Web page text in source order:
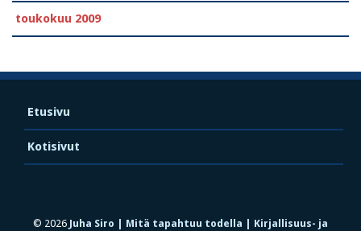
toukokuu 2009
Etusivu
Kotisivut
© 2026 Juha Siro | Mitä tapahtuu todella | Kirjallisuus- ja